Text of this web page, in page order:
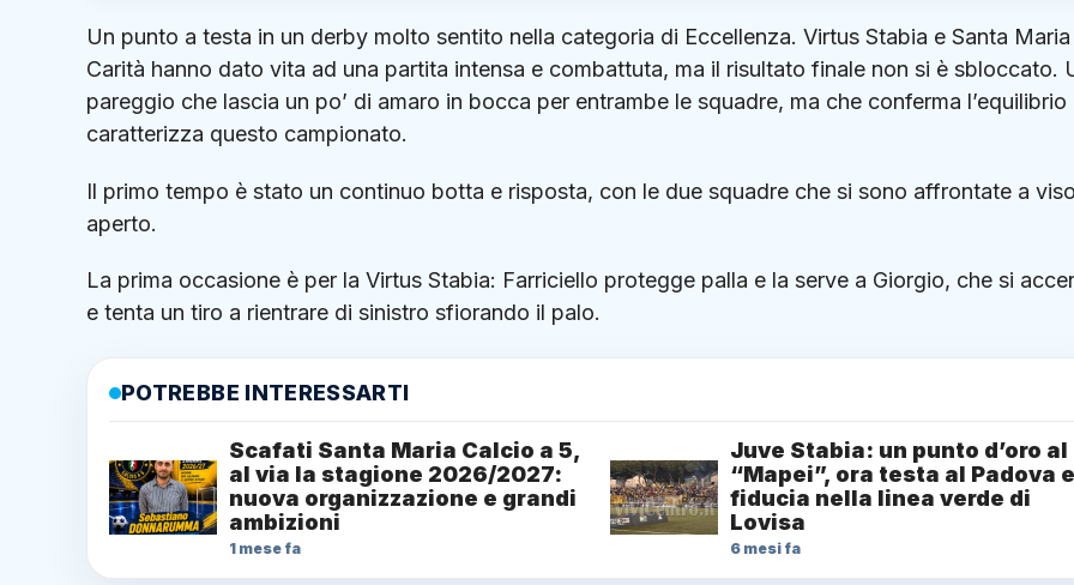
Un punto a testa in un derby molto sentito nella categoria di Eccellenza. Virtus Stabia e Santa Maria
Carità hanno dato vita ad una partita intensa e combattuta, ma il risultato finale non si è sbloccato.
pareggio che lascia un po’ di amaro in bocca per entrambe le squadre, ma che conferma l’equilibrio
caratterizza questo campionato.
Il primo tempo è stato un continuo botta e risposta, con le due squadre che si sono affrontate a viso
aperto.
La prima occasione è per la Virtus Stabia: Farriciello protegge palla e la serve a Giorgio, che si
e tenta un tiro a rientrare di sinistro sfiorando il palo.
POTREBBE INTERESSARTI
Scafati Santa Maria Calcio a 5,
al via la stagione 2026/2027:
nuova organizzazione e grandi
ambizioni
1 mese fa
Juve Stabia: un punto d’oro al
“Mapei”, ora testa al Padova e
fiducia nella linea verde di
Lovisa
6 mesi fa